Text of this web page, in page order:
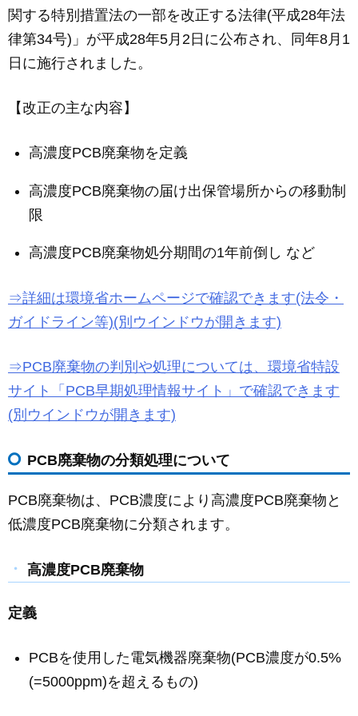
関する特別措置法の一部を改正する法律(平成28年法
律第34号)」が平成28年5月2日に公布され、同年8月1
日に施行されました。
【改正の主な内容】
高濃度PCB廃棄物を定義
高濃度PCB廃棄物の届け出保管場所からの移動制
限
高濃度PCB廃棄物処分期間の1年前倒し など
⇒詳細は環境省ホームページで確認できます(法令・
ガイドライン等)(別ウインドウが開きます)
⇒PCB廃棄物の判別や処理については、環境省特設
サイト「PCB早期処理情報サイト」で確認できます
(別ウインドウが開きます)
PCB廃棄物の分類処理について
PCB廃棄物は、PCB濃度により高濃度PCB廃棄物と
低濃度PCB廃棄物に分類されます。
高濃度PCB廃棄物
定義
PCBを使用した電気機器廃棄物(PCB濃度が0.5%
(=5000ppm)を超えるもの)